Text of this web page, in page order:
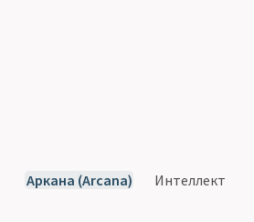
Аркана (Arcana) Интеллект